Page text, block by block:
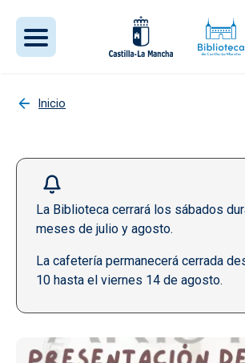
Inicio
La Biblioteca cerrará los sábados
meses de julio y agosto.
La cafetería permanecerá cerrada
10 hasta el viernes 14 de agosto.